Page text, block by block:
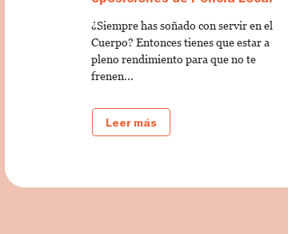
¿Siempre has soñado con servir en el
Cuerpo? Entonces tienes que estar a
pleno rendimiento para que no te
frenen...
Leer más